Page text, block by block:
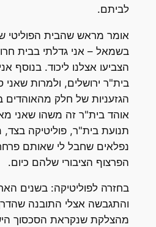
לביתם.
אומר מראש שהבית הפוליטי
בשמאל – אני גדלתי בבית
הצביעו אצלנו ליכוד. בנוסף
בית"ר ירושלים, ולמרות שאני
הגזעניות של חלק מהאוהדים
אוהד בית"ר זה משהו שאני
תנועת בית"ר, פוליטיקה בצד,
נפלאים שחבל לי שאותם
הפרצוף הציבורי שלהם כיום.
בחזרה לפוליטיקה: בשנים
והתגבשה אצלי התובנה
מהצלקת שנקראת הסכסוך